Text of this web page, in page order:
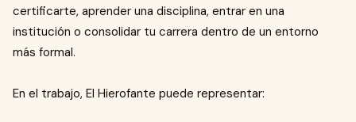
certificarte, aprender una disciplina, entrar en una
institución o consolidar tu carrera dentro de un entorno
más formal.
En el trabajo, El Hierofante puede representar: